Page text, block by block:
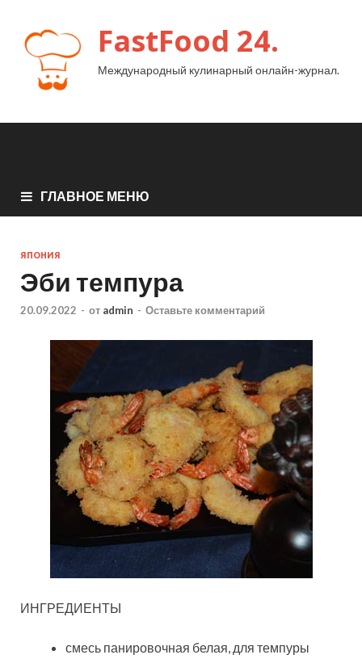
FastFood 24.
Международный кулинарный онлайн-журнал.
ГЛАВНОЕ МЕНЮ
ЯПОНИЯ
Эби темпура
20.09.2022 - от admin - Оставьте комментарий
ИНГРЕДИЕНТЫ
смесь панировочная белая, для темпуры